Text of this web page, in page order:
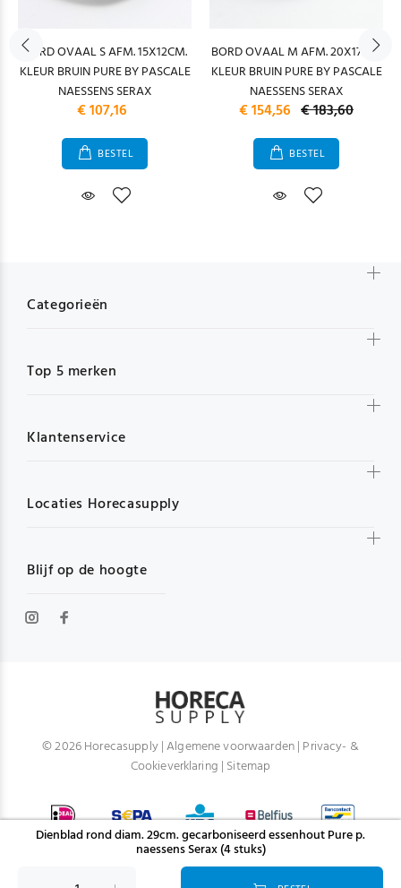
BORD OVAAL S AFM. 15X12CM.
KLEUR BRUIN PURE BY PASCALE
NAESSENS SERAX
€ 107,16
BESTEL
BORD OVAAL M AFM. 20X17CM.
KLEUR BRUIN PURE BY PASCALE
NAESSENS SERAX
€ 154,56 € 183,60
BESTEL
Dienblad rond diam. 29cm. gecarboniseerd essenhout Pure p.
naessens Serax (4 stuks)
Blijf op de hoogte
Categorieën
Top 5 merken
Klantenservice
Locaties Horecasupply
© 2026 Horecasupply |Algemene voorwaarden| Privacy- &
Cookieverklaring | Sitemap